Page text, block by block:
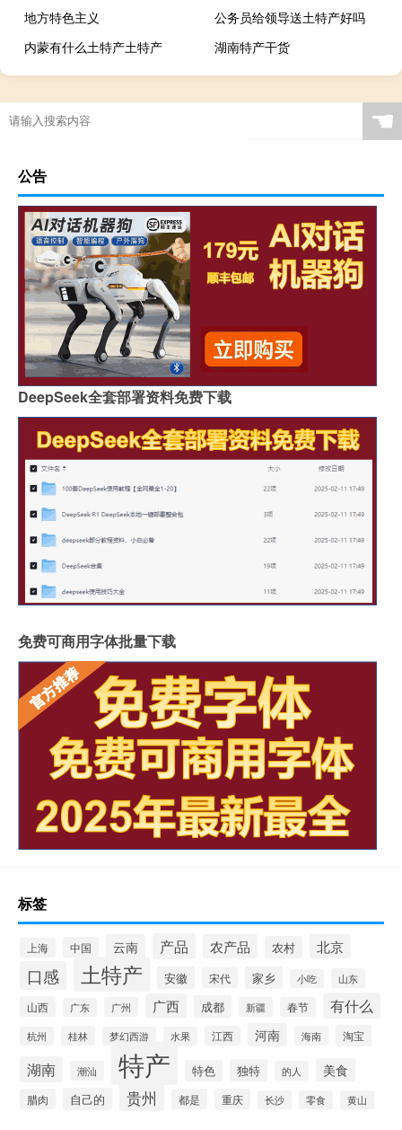
地方特色主义
公务员给领导送土特产好吗
内蒙有什么土特产土特产
湖南特产干货
☚
公告
DeepSeek全套部署资料免费下载
免费可商用字体批量下载
标签
上海 中国 云南 产品 农产品 农村 北京
口感 土特产 安徽 宋代 家乡 小吃 山东
山西 广东 广州 广西 成都 新疆 春节 有什么
杭州 桂林 梦幻西游 水果 江西 河南 海南 淘宝
湖南 潮汕 特产 特色 独特 的人 美食
腊肉 自己的 贵州 都是 重庆 长沙 零食 黄山